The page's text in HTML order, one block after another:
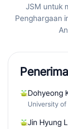
JSM untuk
Penghargaan
Dohyeong
University
Jin Hyung